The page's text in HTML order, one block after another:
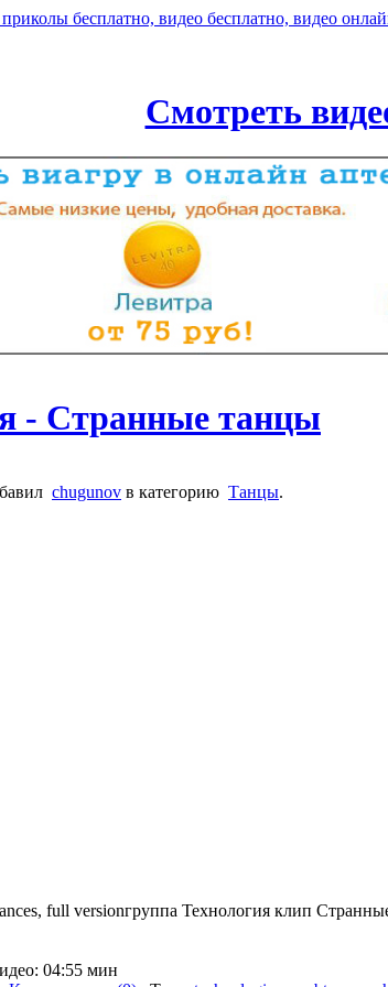
Смотреть
- Странные танцы
chugunov в категорию Танцы.
full versionгруппа Технология клип
04:55 мин